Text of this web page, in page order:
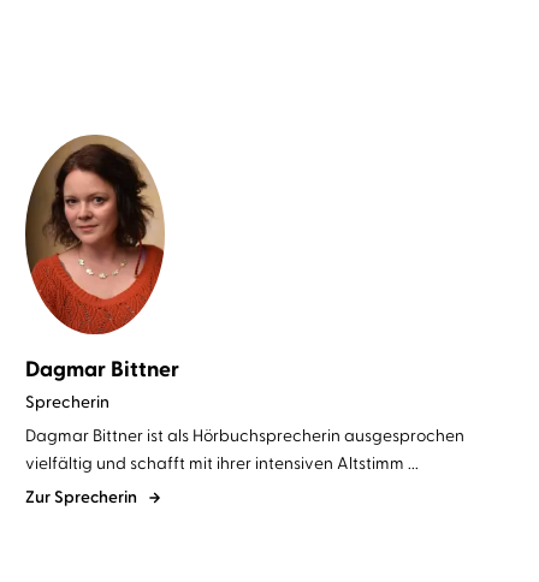
Dagmar Bittner
Sprecherin
Dagmar Bittner ist als Hörbuchsprecherin ausgesprochen
vielfältig und schafft mit ihrer intensiven Altstimm ...
Zur Sprecherin